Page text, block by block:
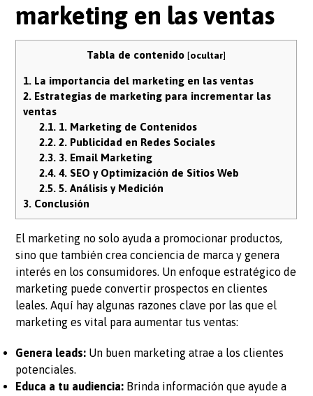
marketing en las ventas
Tabla de contenido [ocultar]
1. La importancia del marketing en las ventas
2. Estrategias de marketing para incrementar las
ventas
2.1. 1. Marketing de Contenidos
2.2. 2. Publicidad en Redes Sociales
2.3. 3. Email Marketing
2.4. 4. SEO y Optimización de Sitios Web
2.5. 5. Análisis y Medición
3. Conclusión
El marketing no solo ayuda a promocionar productos,
sino que también crea conciencia de marca y genera
interés en los consumidores. Un enfoque estratégico de
marketing puede convertir prospectos en clientes
leales. Aquí hay algunas razones clave por las que el
marketing es vital para aumentar tus ventas:
Genera leads: Un buen marketing atrae a los clientes
potenciales.
Educa a tu audiencia: Brinda información que ayude a